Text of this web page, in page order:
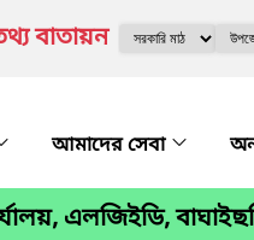
বাতায়ন
আমাদের সেবা
এলজিইডি,